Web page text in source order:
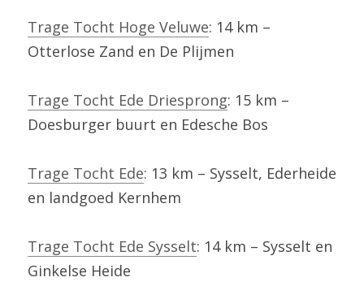
Trage Tocht Hoge Veluwe: 14 km –
Otterlose Zand en De Plijmen
Trage Tocht Ede Driesprong: 15 km –
Doesburger buurt en Edesche Bos
Trage Tocht Ede: 13 km – Sysselt, Ederheide
en landgoed Kernhem
Trage Tocht Ede Sysselt: 14 km – Sysselt en
Ginkelse Heide